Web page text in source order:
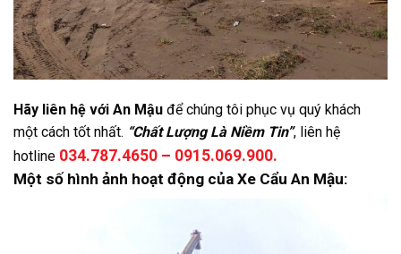
Hãy liên hệ với An Mậu để chúng tôi phục vụ quý khách
một cách tốt nhất. “Chất Lượng Là Niềm Tin”, liên hệ
hotline 034.787.4650 – 0915.069.900.
Một số hình ảnh hoạt động của Xe Cẩu An Mậu: